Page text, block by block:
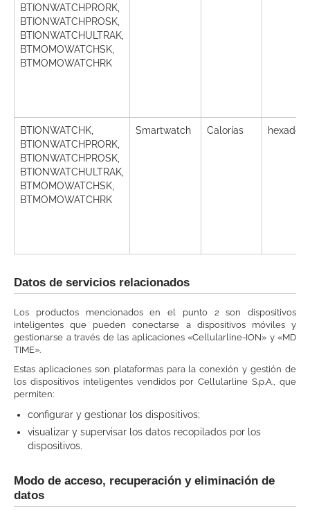
BTIONWATCHPRORK,
BTIONWATCHPROSK,
BTIONWATCHULTRAK,
BTMOMOWATCHSK,
BTMOMOWATCHRK
BTIONWATCHK,
BTIONWATCHPRORK,
BTIONWATCHPROSK,
BTIONWATCHULTRAK,
BTMOMOWATCHSK,
BTMOMOWATCHRK
Smartwatch Calorías
Datos de servicios relacionados
Los productos mencionados en el punto 2 son dispositivos
inteligentes que pueden conectarse a dispositivos móviles y
gestionarse a través de las aplicaciones «Cellularline-ION» y «MD
TIME».
Estas aplicaciones son plataformas para la conexión y gestión de
los dispositivos inteligentes vendidos por Cellularline S.p.A., que
permiten:
configurar y gestionar los dispositivos;
visualizar y supervisar los datos recopilados por los
dispositivos.
Modo de acceso, recuperación y eliminación de
datos